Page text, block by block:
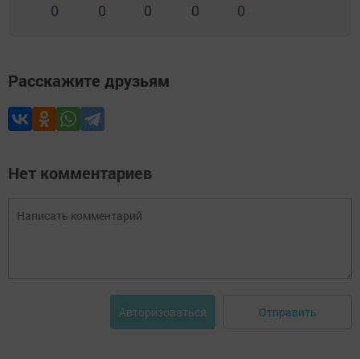
0 0 0 0 0
Расскажите друзьям
Нет комментариев
Авторизоваться Отправить